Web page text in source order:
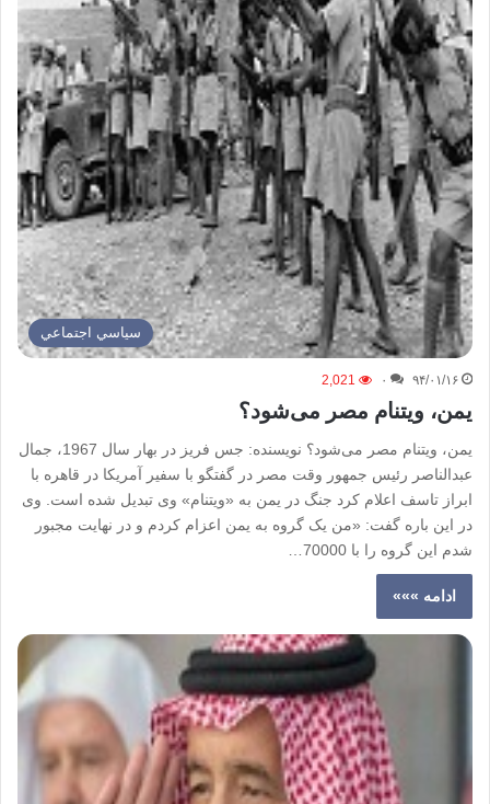
سياسي اجتماعي
۹۴/۰۱/۱۶ ۰ 2,021
یمن، ویتنام مصر می‌شود؟
یمن، ویتنام مصر می‌شود؟ نویسنده: جس فریز در بهار سال 1967، جمال
عبدالناصر رئیس جمهور وقت مصر در گفتگو با سفیر آمریکا در قاهره با
ابراز تاسف اعلام کرد جنگ در یمن به «ویتنام» وی تبدیل شده است. وی
در این باره گفت: «من یک گروه به یمن اعزام کردم و در نهایت مجبور
شدم این گروه را با 70000…
ادامه »»»